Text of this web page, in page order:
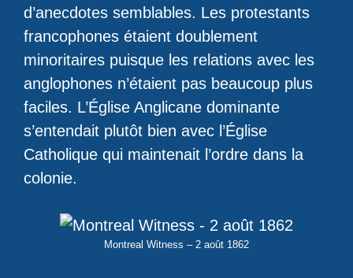
d’anecdotes semblables. Les protestants
francophones étaient doublement
minoritaires puisque les relations avec les
anglophones n’étaient pas beaucoup plus
faciles. L’Église Anglicane dominante
s’entendait plutôt bien avec l’Église
Catholique qui maintenait l’ordre dans la
colonie.
Montreal Witness – 2 août 1862